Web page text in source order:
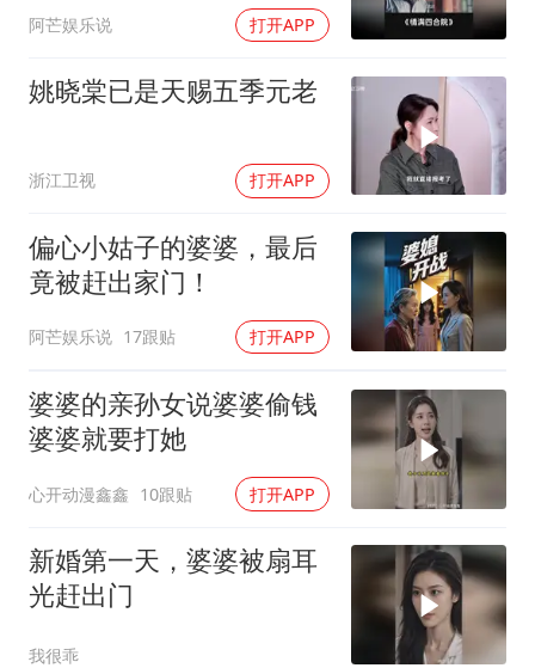
船舶避风项目停工 多地全力防台风
服务实体经济 财政金融打出组合拳
奋进开新局 实干挑大梁
阿芒娱乐说 打开APP
姚晓棠已是天赐五季元老
浙江卫视 打开APP
偏心小姑子的婆婆，最后
竟被赶出家门！
阿芒娱乐说 17跟贴 打开APP
婆婆的亲孙女说婆婆偷钱
婆婆就要打她
心开动漫鑫鑫 10跟贴 打开APP
新婚第一天，婆婆被扇耳
光赶出门
我很乖